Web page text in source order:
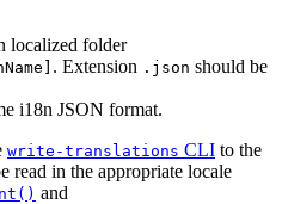
localized folder
. Extension .json should be
i18n JSON format.
write-translations CLI to the
read in the appropriate locale
and